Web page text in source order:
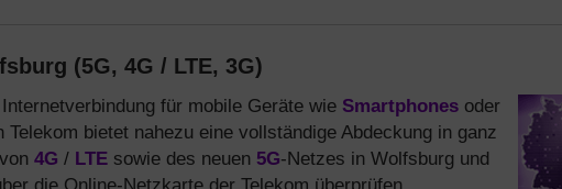
(5G, 4G / LTE, 3G)
für mobile Geräte wie Smartphones oder
Telekom bietet nahezu eine vollständige Abdeckung in ganz
4G / LTE sowie des neuen 5G-Netzes in Wolfsburg und
die Online-Netzkarte der Telekom überprüfen.